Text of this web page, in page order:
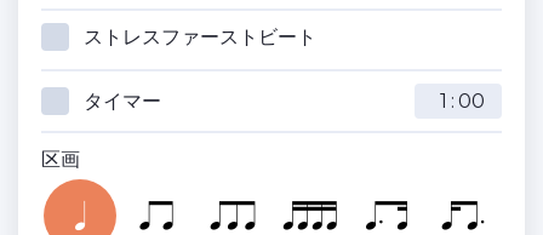
ストレスファーストビート
タイマー :
区画